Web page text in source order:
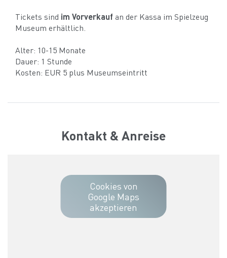
Tickets sind im Vorverkauf an der Kassa im Spielzeug
Museum erhältlich.
Alter: 10-15 Monate
Dauer: 1 Stunde
Kosten: EUR 5 plus Museumseintritt
Kontakt & Anreise
Cookies von
Google Maps
akzeptieren